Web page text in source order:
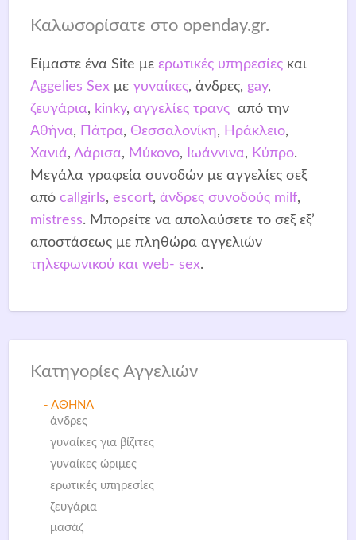
Καλωσορίσατε στο openday.gr.
Είμαστε ένα Site με ερωτικές υπηρεσίεςκαι
Aggelies Sexμε γυναίκες, άνδρες, gay,
ζευγάρια, kinky, αγγελίες τρανςαπό την
Αθήνα, Πάτρα, Θεσσαλονίκη, Ηράκλειο,
Χανιά, Λάρισα, Μύκονο, Ιωάννινα, Κύπρο.
Μεγάλα γραφεία συνοδών με αγγελίες σεξ
από callgirls, escort, άνδρες συνοδούς milf,
mistress. Μπορείτε να απολαύσετε το σεξ εξ’
αποστάσεως με πληθώρα αγγελιών
τηλεφωνικού και web- sex.
Κατηγορίες Αγγελιών
- ΑΘΗΝΑ
άνδρες
γυναίκες για βίζιτες
γυναίκες ώριμες
ερωτικές υπηρεσίες
ζευγάρια
μασάζ